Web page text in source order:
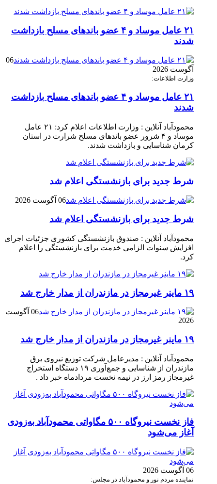
۲۱ عامل موساد و ۴ عضو باند‌های مسلح بازداشت
شدند
06
آگوست 2026
وزارت اطلاعات:
۲۱ عامل موساد و ۴ عضو باند‌های مسلح بازداشت
شدند
محمودآباد آنلاین : وزارت اطلاعات اعلام کرد: ۲۱ عامل
موساد و ۴ شرور عضو باند‌های مسلح شرارت در استان
کرمان شناسایی و بازداشت شدند.
شرط جدید برای بازنشستگی اعلام شد
06 آگوست 2026
شرط جدید برای بازنشستگی اعلام شد
محمودآباد آنلاین : صندوق بازنشستگی کشوری جزئیات اجرای
افزایش سنوات الزامی خدمت برای بازنشستگی را اعلام
کرد.
۱۹ ماینر غیرمجاز در مازندران از مدار خارج شد
06 آگوست
2026
۱۹ ماینر غیرمجاز در مازندران از مدار خارج شد
محمودآباد آنلاین : مدیرعامل شرکت توزیع نیروی برق
مازندران از شناسایی و جمع‌آوری ۱۹ دستگاه استخراج
غیرمجاز رمز ارز در نیمه نخست مردادماه خبر داد .
فاز نخست نیروگاه ۵۰۰ مگاواتی محمودآباد به‌زودی
آغاز می‌شود
06 آگوست 2026
نماینده مردم نور و محمودآباد در مجلس: